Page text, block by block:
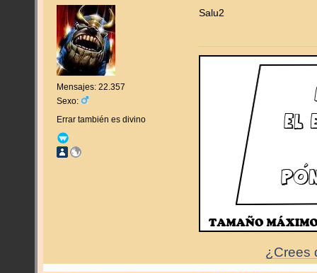
Mensajes: 22.357
Sexo:
Errar también es divino
Salu2
¿Crees